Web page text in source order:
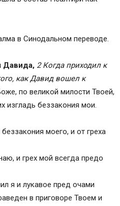
в Синодальном переводе.
Давида, 2 Когда приходил к
как Давид вошел к
по великой милости Твоей,
изгладь беззакония мои.
моего, и от греха
и грех мой всегда предо
я и лукавое пред очами
в приговоре Твоем и